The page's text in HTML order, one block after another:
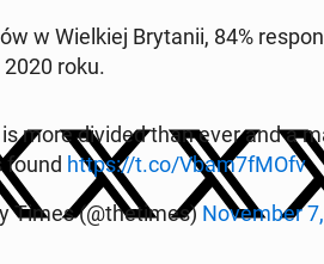
w Wiel­kiej Bry­ta­nii, 84%
roku.
more divided than ever and a
found https://t.co/Vbam7fMOfv
Times (@the­ti­mes) No­vem­ber